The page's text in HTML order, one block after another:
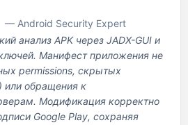
— Android Security Expert
анализ APK через JADX-GUI и
Манифест приложения не
permissions, скрытых
или обращения к
Модификация корректно
Google Play, сохраняя